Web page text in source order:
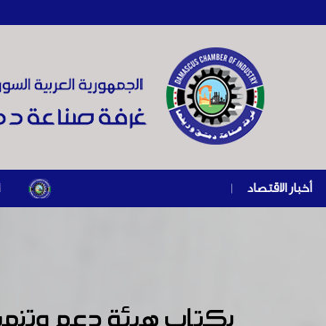
أخبار الاقتصاد | المرسوم الرئاسي رقم /69/ لعام 2026 .. دعم ضريبي للمنشآت